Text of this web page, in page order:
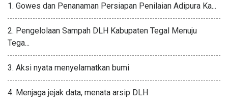
1. Gowes dan Penanaman Persiapan Penilaian Adipura Ka...
2. Pengelolaan Sampah DLH Kabupaten Tegal Menuju
Tega...
3. Aksi nyata menyelamatkan bumi
4. Menjaga jejak data, menata arsip DLH